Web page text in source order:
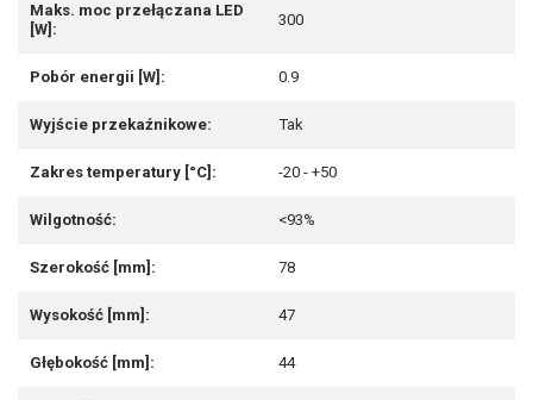
Maks. moc przełączana LED
[W]:
300
Pobór energii [W]: 0.9
Wyjście przekaźnikowe: Tak
Zakres temperatury [°C]: -20 - +50
Wilgotność: <93%
Szerokość [mm]: 78
Wysokość [mm]: 47
Głębokość [mm]: 44